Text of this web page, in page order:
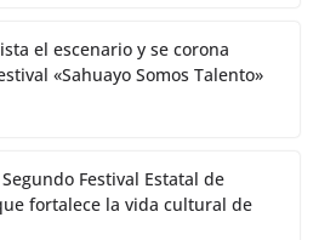
el escenario y se corona
«Sahuayo Somos Talento»
Festival Estatal de
fortalece la vida cultural de